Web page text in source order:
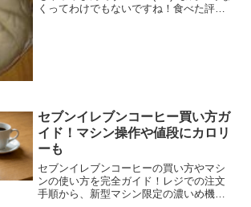
くってわけでもないですね！食べた評価
セブンイレブンコーヒー買い方ガ
イド！マシン操作や値段にカロリ
ーも
セブンイレブンコーヒーの買い方やマシ
ンの使い方を完全ガイド！レジでの注文
手順から、新型マシン限定の濃いめ機能